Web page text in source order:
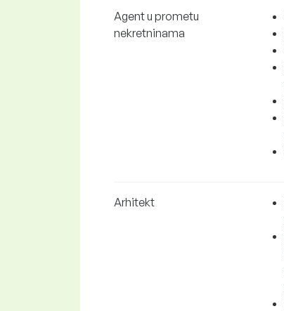
Agent u prometu
nekretninama
Arhitekt